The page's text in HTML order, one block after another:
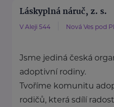
Láskyplná náruč, z. s.
V Aleji 544 Nová Ves pod
Jsme jediná česká
adoptivní rodiny.
Tvoříme komunitu
rodičů, která sdílí